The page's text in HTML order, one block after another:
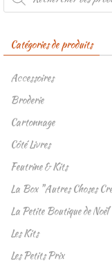
produits
Catégories de produits
Accessoires
Broderie
Cartonnage
Côté Livres
Feutrine & Kits
La Box "Autres Choses
La Petite Boutique de Noël
Les Kits
Les Petits Prix